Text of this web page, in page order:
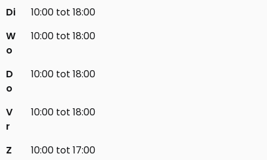
Di
10:00 tot 18:00
W
o
10:00 tot 18:00
D
o
10:00 tot 18:00
V
r
10:00 tot 18:00
Z
10:00 tot 17:00